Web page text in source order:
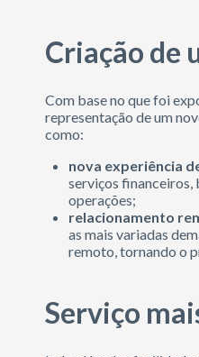
Criação de
Com base no que foi
representação de um
como:
nova experiência
serviços financeiros,
operações;
relacionamento
as mais variadas
remoto, tornando o
Serviço